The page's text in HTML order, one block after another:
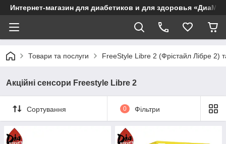
Интернет-магазин для диабетиков и для здоровья
Товари та послуги FreeStyle Libre 2 (Фрістайл Лібре 2)
Акційні сенсори Freestyle Libre 2
Сортування 0 Фільтри